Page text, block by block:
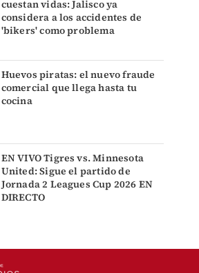
cuestan vidas: Jalisco ya
considera a los accidentes de
'bikers' como problema
Huevos piratas: el nuevo fraude
comercial que llega hasta tu
cocina
EN VIVO Tigres vs. Minnesota
United: Sigue el partido de
Jornada 2 Leagues Cup 2026 EN
DIRECTO